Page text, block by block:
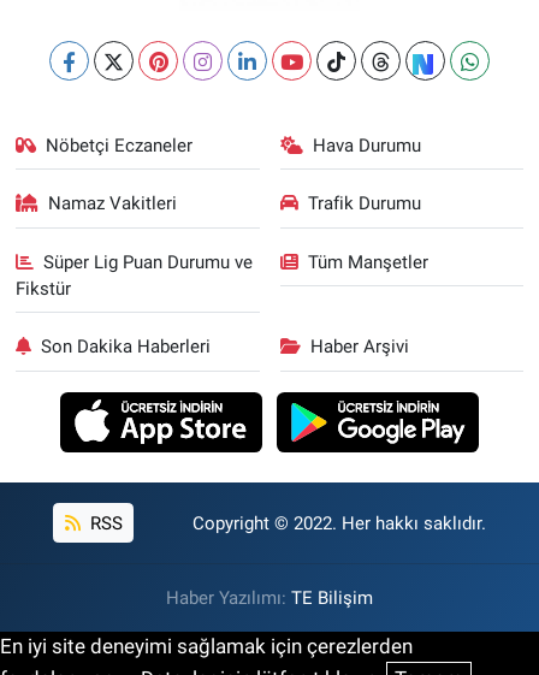
Nöbetçi Eczaneler Hava Durumu
Namaz Vakitleri Trafik Durumu
Süper Lig Puan Durumu ve
Fikstür
Tüm Manşetler
Son Dakika Haberleri Haber Arşivi
RSS Copyright © 2022. Her hakkı saklıdır.
Haber Yazılımı: TE Bilişim
En iyi site deneyimi sağlamak için çerezlerden